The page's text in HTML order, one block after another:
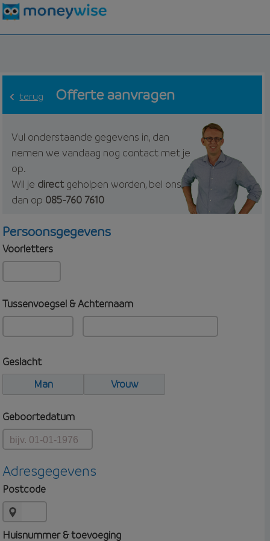
terug Offerte aanvragen
Vul onderstaande gegevens in, dan
nemen we vandaag nog contact met je
op.
Wil je directgeholpen worden, bel ons
dan op 085-760 7610
Persoonsgegevens
Voorletters
Tussenvoegsel & Achternaam
Geslacht
Man
Vrouw
Geboortedatum
Adresgegevens
Postcode
Huisnummer & toevoeging